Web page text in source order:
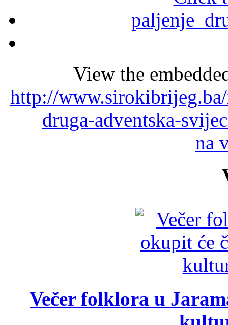
View the
http://
druga-adventska-
na
Večer folklora u